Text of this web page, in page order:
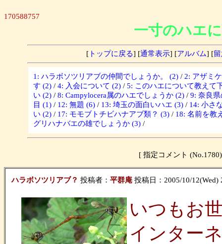
170588757
一寸のハエ
[トップに戻る] [通常表示] [アルバム] [
1: ハラボソツリアブの仲間でしょうか。 (2) / 2: アザミ
す (2) / 4: 入会について (2) / 5: このハエについて教えて
い (2) / 8: Campylocera属のハエでしょうか (2) / 9: 奈良
目 (1) / 12: 無題 (6) / 13: 埼玉の面白いハエ (3) / 14: 小さ
い (2) / 17: モモブトチビハナアブ類？ (3) / 18: 名前を教
グリハナバエの雄でしょうか (3) /
[ 指定コメント
ハラボソツリアブ？ 投稿者： 平群庵 投稿日：2005/10/12(Wed)
いつもお
インター